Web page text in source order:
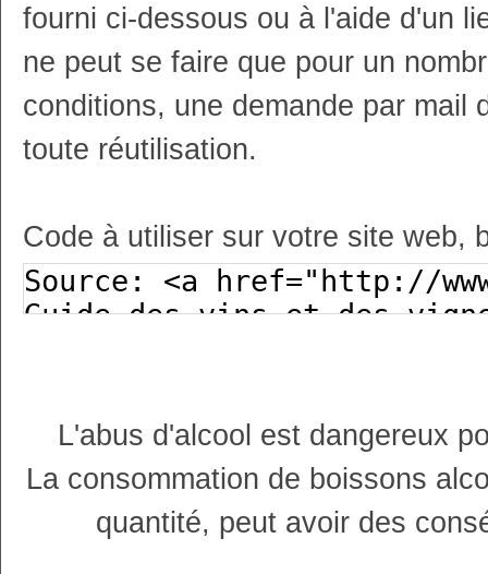
fourni ci-dessous ou à l'aide d'un
ne peut se faire que pour un
conditions, une demande par mail
toute réutilisation.
Code à utiliser sur votre site web,
L'abus d'alcool est dangereux
La consommation de boissons
quantité, peut avoir des